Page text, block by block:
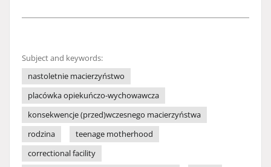
Subject and keywords:
nastoletnie macierzyństwo
placówka opiekuńczo-wychowawcza
konsekwencje (przed)wczesnego macierzyństwa
rodzina
teenage motherhood
correctional facility